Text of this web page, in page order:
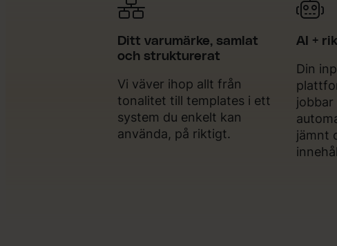
Ditt varumärke, samlat
och strukturerat
Vi väver ihop allt från
tonalitet till templates i ett
system du enkelt kan
använda, på riktigt.
AI +
Din
jobbar
jämnt